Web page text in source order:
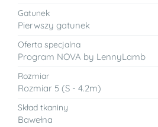
Gatunek
Pierwszy gatunek
Oferta specjalna
Program NOVA by LennyLamb
Rozmiar
Rozmiar 5 (S - 4.2m)
Skład tkaniny
Bawełna